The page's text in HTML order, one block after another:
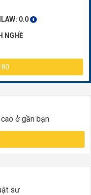
0.0
NGHỀ
ở gần bạn
sư